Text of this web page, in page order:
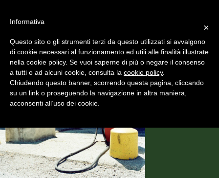
#WIS22
Home
Forum 2023
Chi siamo
×
Informativa
Questo sito o gli strumenti terzi da questo utilizzati si avvalgono
di cookie necessari al funzionamento ed utili alle finalità illustrate
nella cookie policy. Se vuoi saperne di più o negare il consenso
a tutti o ad alcuni cookie, consulta la cookie policy.
Chiudendo questo banner, scorrendo questa pagina, cliccando
su un link o proseguendo la navigazione in altra maniera,
acconsenti all’uso dei cookie.